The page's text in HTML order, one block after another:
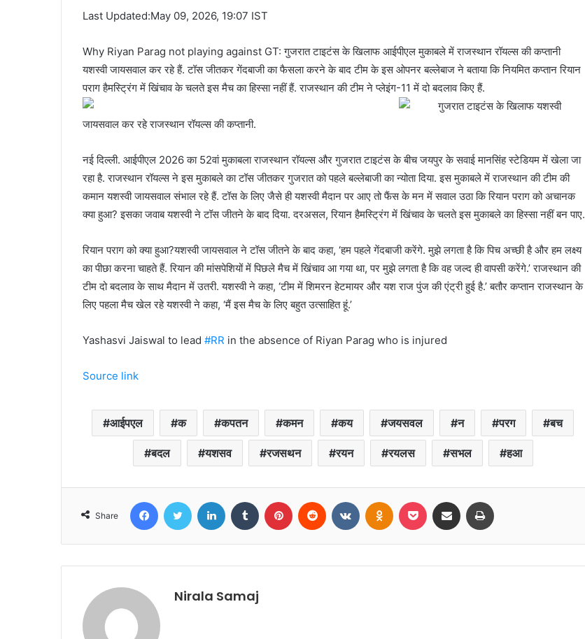
Last Updated:May 09, 2026, 19:07 IST
Why Riyan Parag not playing against GT: गुजरात टाइटंस के खिलाफ आईपीएल मुकाबले में राजस्थान रॉयल्स की कप्तानी
यशस्वी जायसवाल कर रहे हैं. टॉस जीतकर गेंदबाजी का फैसला करने के बाद टीम के इस ओपनर बल्लेबाज ने बताया कि नियमित कप्तान रियान
पराग हैमस्ट्रिंग में खिंचाव के चलते इस मैच का हिस्सा नहीं हैं. राजस्थान की टीम ने प्लेइंग-11 में दो बदलाव किए हैं.
गुजरात टाइटंस के खिलाफ यशस्वी
जायसवाल कर रहे राजस्थान रॉयल्स की कप्तानी.
नई दिल्ली. आईपीएल 2026 का 52वां मुकाबला राजस्थान रॉयल्स और गुजरात टाइटंस के बीच जयपुर के सवाई मानसिंह स्टेडियम में खेला जा
रहा है. राजस्थान रॉयल्स ने इस मुकाबले का टॉस जीतकर गुजरात को पहले बल्लेबाजी का न्योता दिया. इस मुकाबले में राजस्थान की टीम की
कमान यशस्वी जायसवाल संभाल रहे हैं. टॉस के लिए जैसे ही यशस्वी मैदान पर आए तो फैंस के मन में सवाल उठा कि रियान पराग को अचानक
क्या हुआ? इसका जवाब यशस्वी ने टॉस जीतने के बाद दिया. दरअसल, रियान हैमस्ट्रिंग में खिंचाव के चलते इस मुकाबले का हिस्सा नहीं बन पाए.
रियान पराग को क्या हुआ?यशस्वी जायसवाल ने टॉस जीतने के बाद कहा, ‘हम पहले गेंदबाजी करेंगे. मुझे लगता है कि पिच अच्छी है और हम लक्ष्य
का पीछा करना चाहते हैं. रियान की मांसपेशियों में पिछले मैच में खिंचाव आ गया था, पर मुझे लगता है कि वह जल्द ही वापसी करेंगे.’ राजस्थान की
टीम दो बदलाव के साथ मैदान में उतरी. यशस्वी ने कहा, ‘टीम में शिमरन हेटमायर और यश राज पुंज की एंट्री हुई है.’ बतौर कप्तान राजस्थान के
लिए पहला मैच खेल रहे यशस्वी ने कहा, ‘मैं इस मैच के लिए बहुत उत्साहित हूं.’
Yashasvi Jaiswal to lead #RR in the absence of Riyan Parag who is injured
Source link
आईपएल क कपतन कमन कय जयसवल न परग बच
बदल यशसव रजसथन रयन रयलस सभल हआ
Share
FacebookTwitter LinkedIn Tumblr Pinterest Reddit VKontakteOdnoklassniki
Pocket Share via Email
Nirala Samaj